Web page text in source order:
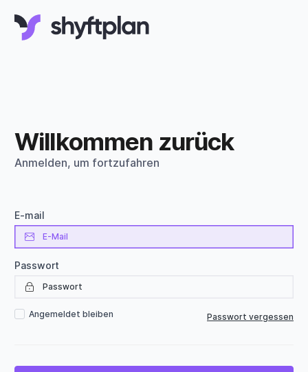
Willkommen zurück
Anmelden, um fortzufahren
E-mail
Passwort
Angemeldet bleiben Passwort vergessen